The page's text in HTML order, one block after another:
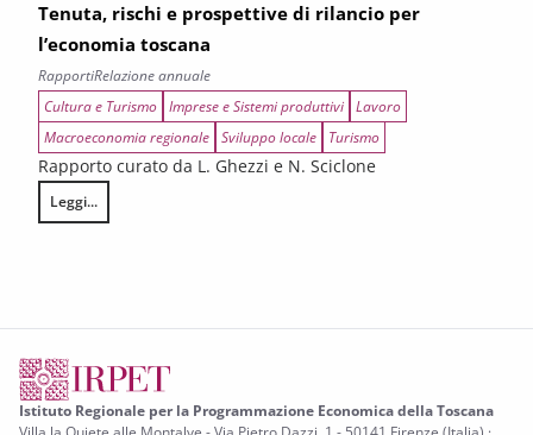
Tenuta, rischi e prospettive di rilancio per
l’economia toscana
RapportiRelazione annuale
Cultura e Turismo Imprese e Sistemi produttivi Lavoro
Macroeconomia regionale Sviluppo locale Turismo
Rapporto curato da L. Ghezzi e N. Sciclone
Leggi...
Tenuta, rischi e prospettive di rilancio per l’economia toscana
Istituto Regionale per la Programmazione Economica della Toscana